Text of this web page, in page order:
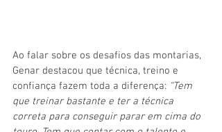
Ao falar sobre os desafios das montarias,
Genar destacou que técnica, treino e
confiança fazem toda a diferença: “Tem
que treinar bastante e ter a técnica
correta para conseguir parar em cima do